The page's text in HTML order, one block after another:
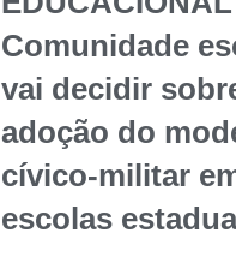
Comunidade
vai decidir
adoção do
cívico-militar
escolas